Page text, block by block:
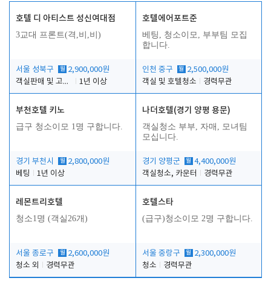
호텔 디 아티스트 성신여대점
3교대 프론트(격,비,비)
서울 성북구 월 2,900,000원
객실판매 및 고객응대
1년 이상
호텔에어포트준
베팅, 청소이모, 부부팀 모집
합니다.
인천 중구 월 2,500,000원
객실 및 호텔청소
경력무관
부천호텔 키노
급구 청소이모 1명 구합니다.
경기 부천시 월 2,800,000원
베팅
1년 이상
나더호텔(경기 양평 용문)
객실청소 부부, 자매, 모녀팀
모십니다.
경기 양평군 월 4,400,000원
객실청소, 카운터
경력무관
레몬트리호텔
청소1명 (객실26개)
서울 종로구 월 2,600,000원
청소 외
경력무관
호텔스타
(급구)청소이모 2명 구합니다.
서울 중랑구 월 2,300,000원
청소
경력무관